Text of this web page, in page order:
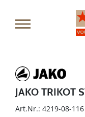
JAKO TRIKOT
Art.Nr.: 4219-08-116